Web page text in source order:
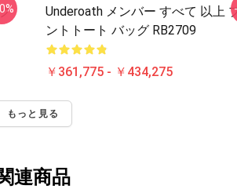
Underoath メンバー すべて 以上
ントトート バッグ RB2709
￥361,775 - ￥434,275
もっと見る
連商品